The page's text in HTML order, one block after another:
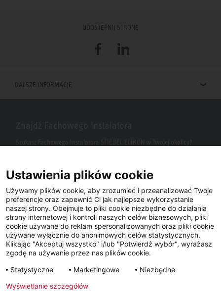
UDOSTĘPNIJ STRONĘ
FacebookLinkedIn
DALSZE INFORMACJE
Facebook YouTube LinkedIn
Instagram
Ustawienia plików cookie
Używamy plików cookie, aby zrozumieć i przeanalizować Twoje
preferencje oraz zapewnić Ci jak najlepsze wykorzystanie
naszej strony. Obejmuje to pliki cookie niezbędne do działania
strony internetowej i kontroli naszych celów biznesowych, pliki
cookie używane do reklam spersonalizowanych oraz pliki cookie
używane wyłącznie do anonimowych celów statystycznych.
Klikając "Akceptuj wszystko" i/lub "Potwierdź wybór", wyrażasz
zgodę na używanie przez nas plików cookie.
Statystyczne
Marketingowe
Niezbędne
Wyświetlanie szczegółów